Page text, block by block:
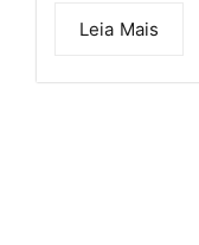
Leia Mais